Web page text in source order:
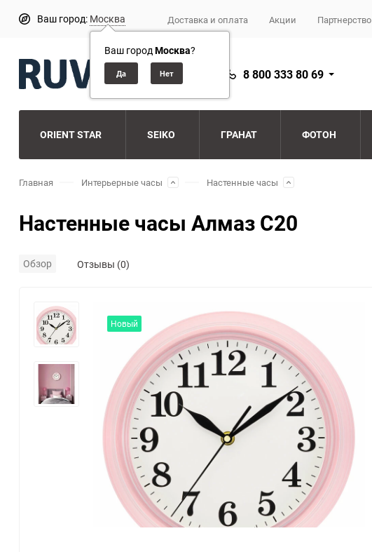
Ваш город: Москва
Ваш городМосква?
Доставка и оплата Акции Партнерство
8 800 333 80 69
ORIENT STAR SEIKO ГРАНАТ ФОТОН
Главная Интерьерные часы Настенные часы
Настенные часы Алмаз С20
Обзор Отзывы (0)
Новый